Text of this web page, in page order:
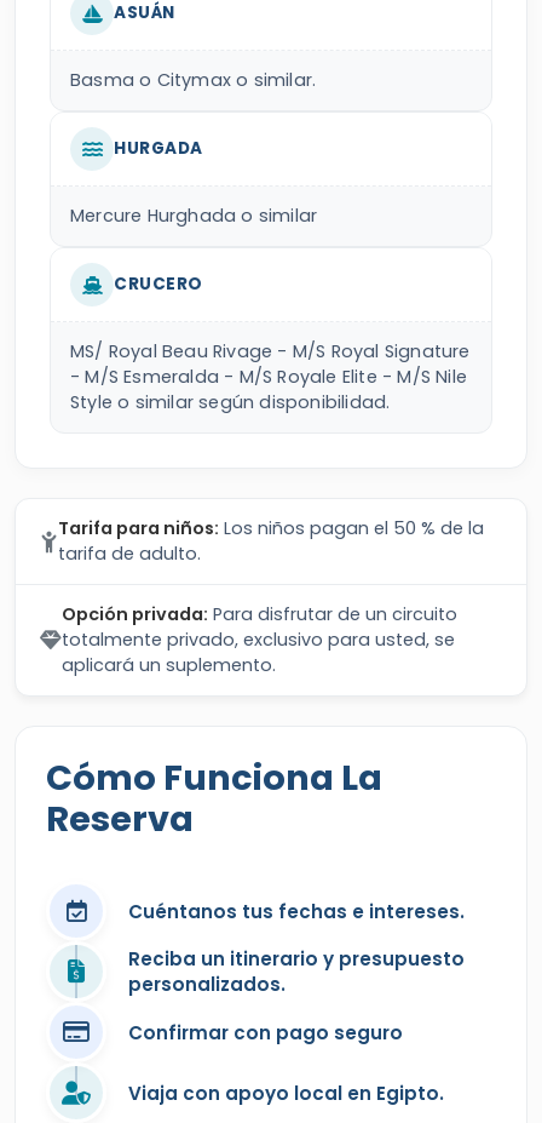
ASUÁN
Basma o Citymax o similar.
HURGADA
Mercure Hurghada o similar
CRUCERO
MS/ Royal Beau Rivage - M/S Royal Signature
- M/S Esmeralda - M/S Royale Elite - M/S Nile
Style o similar según disponibilidad.
Tarifa para niños: Los niños pagan el 50 % de la
tarifa de adulto.
Opción privada: Para disfrutar de un circuito
totalmente privado, exclusivo para usted, se
aplicará un suplemento.
Cómo Funciona La
Reserva
Cuéntanos tus fechas e intereses.
Reciba un itinerario y presupuesto
personalizados.
Confirmar con pago seguro
Viaja con apoyo local en Egipto.